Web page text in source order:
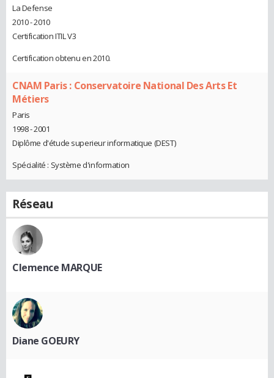
La Defense
2010 - 2010
Certification ITIL V3
Certification obtenu en 2010.
CNAM Paris : Conservatoire National Des Arts Et
Métiers
Paris
1998 - 2001
Diplôme d'étude superieur informatique (DEST)
Spécialité : Système d'information
Réseau
Clemence MARQUE
Diane GOEURY